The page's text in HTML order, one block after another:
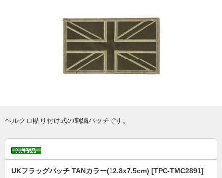
ベルクロ貼り付け式の刺繍パッチです。
UKフラッグパッチ TANカラー(12.8x7.5cm) [TPC-TMC2891]